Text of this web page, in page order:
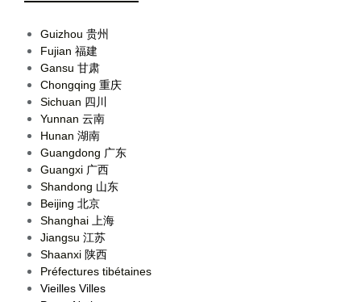
Guizhou 贵州
Fujian 福建
Gansu 甘肃
Chongqing 重庆
Sichuan 四川
Yunnan 云南
Hunan 湖南
Guangdong 广东
Guangxi 广西
Shandong 山东
Beijing 北京
Shanghai 上海
Jiangsu 江苏
Shaanxi 陕西
Préfectures tibétaines
Vieilles Villes